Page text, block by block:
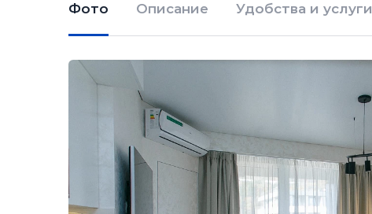
Фото Описание Удобства и услуги